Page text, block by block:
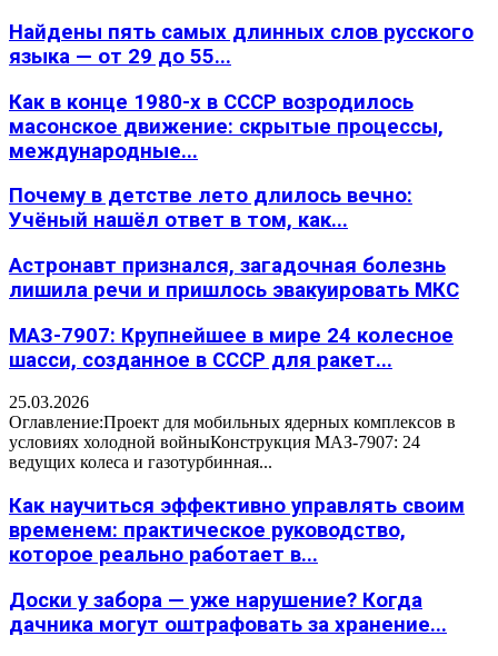
Найдены пять самых длинных слов русского
языка — от 29 до 55...
Как в конце 1980-х в СССР возродилось
масонское движение: скрытые процессы,
международные...
Почему в детстве лето длилось вечно:
Учёный нашёл ответ в том, как...
Астронавт признался, загадочная болезнь
лишила речи и пришлось эвакуировать МКС
МАЗ-7907: Крупнейшее в мире 24 колесное
шасси, созданное в СССР для ракет...
25.03.2026
Оглавление:Проект для мобильных ядерных комплексов в
условиях холодной войныКонструкция МАЗ-7907: 24
ведущих колеса и газотурбинная...
Как научиться эффективно управлять своим
временем: практическое руководство,
которое реально работает в...
Доски у забора — уже нарушение? Когда
дачника могут оштрафовать за хранение...